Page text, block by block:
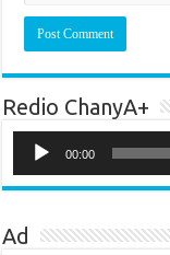
Redio ChanyA+
Player
00:00
Ad